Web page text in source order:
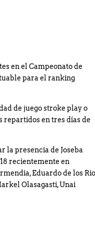
en el Campeonato de
para el ranking
de juego stroke play o
repartidos en tres días de
la presencia de Joseba
recientemente en
Eduardo de los
Olasagasti, Unai